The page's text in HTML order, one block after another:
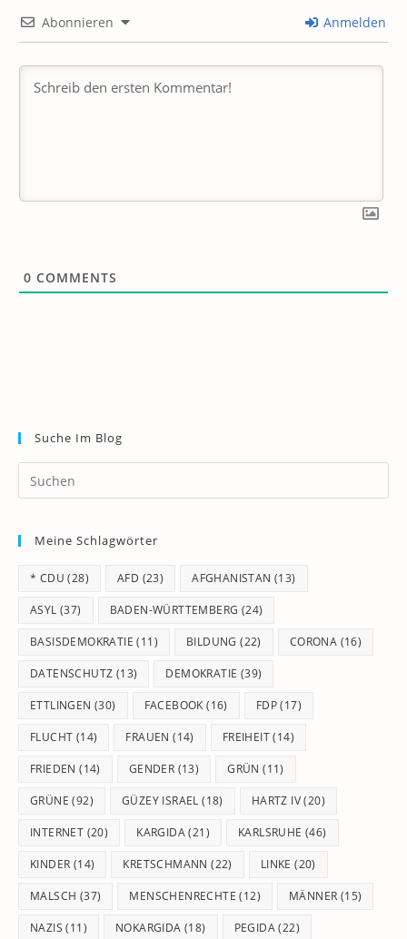
Abonnieren Anmelden
0 COMMENTS
Suche Im Blog
Meine Schlagwörter
* CDU (28) AFD (23) AFGHANISTAN (13)
ASYL (37) BADEN-WÜRTTEMBERG (24)
BASISDEMOKRATIE (11) BILDUNG (22) CORONA (16)
DATENSCHUTZ (13) DEMOKRATIE (39)
ETTLINGEN (30) FACEBOOK (16) FDP(17)
FLUCHT (14) FRAUEN (14) FREIHEIT(14)
FRIEDEN (14) GENDER (13) GRÜN (11)
GRÜNE (92) GÜZEY ISRAEL (18) HARTZ IV(20)
INTERNET (20) KARGIDA(21) KARLSRUHE (46)
KINDER (14) KRETSCHMANN (22) LINKE (20)
MALSCH (37) MENSCHENRECHTE (12) MÄNNER (15)
NAZIS (11) NOKARGIDA (18) PEGIDA(22)